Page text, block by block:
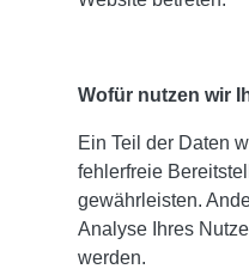
Wofür nutzen wir
Ein Teil der Daten
fehlerfreie
gewährleisten.
Analyse Ihres
werden.